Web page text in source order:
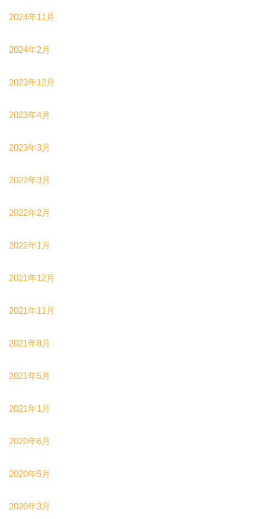
2024年11月
2024年2月
2023年12月
2023年4月
2023年3月
2022年3月
2022年2月
2022年1月
2021年12月
2021年11月
2021年8月
2021年5月
2021年1月
2020年6月
2020年5月
2020年3月